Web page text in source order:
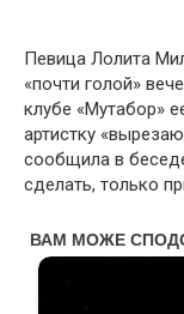
Певица Лолита
«почти голой»
клубе «Мутабор»
артистку
сообщила в
сделать, только